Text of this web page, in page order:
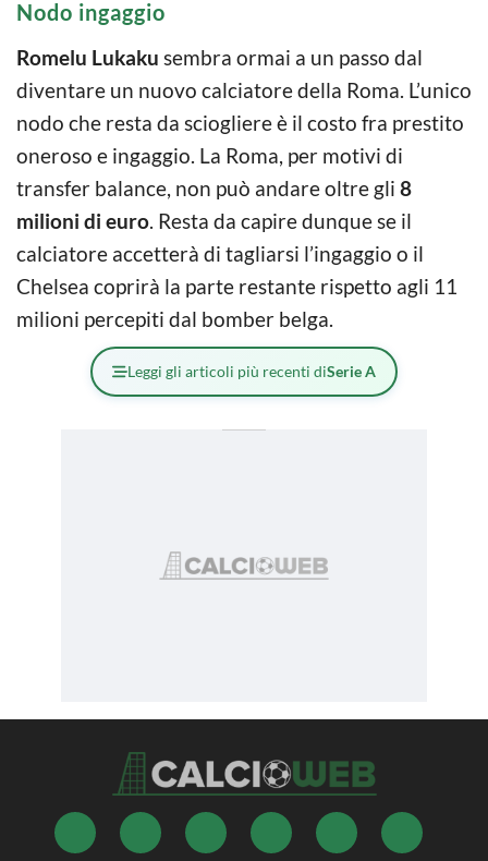
Nodo ingaggio
Romelu Lukaku sembra ormai a un passo dal
diventare un nuovo calciatore della Roma. L’unico
nodo che resta da sciogliere è il costo fra prestito
oneroso e ingaggio. La Roma, per motivi di
transfer balance, non può andare oltre gli 8
milioni di euro. Resta da capire dunque se il
calciatore accetterà di tagliarsi l’ingaggio o il
Chelsea coprirà la parte restante rispetto agli 11
milioni percepiti dal bomber belga.
Leggi gli articoli più recenti diSerie A